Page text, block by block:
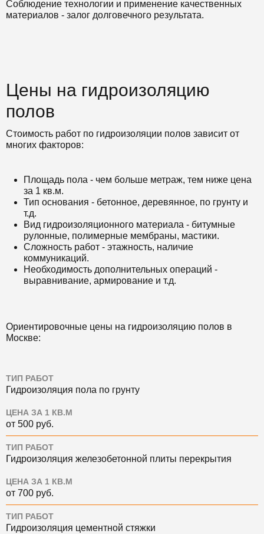
Соблюдение технологии и применение качественных
материалов - залог долговечного результата.
Цены на гидроизоляцию
полов
Стоимость работ по гидроизоляции полов зависит от
многих факторов:
Площадь пола - чем больше метраж, тем ниже цена
за 1 кв.м.
Тип основания - бетонное, деревянное, по грунту и
т.д.
Вид гидроизоляционного материала - битумные
рулонные, полимерные мембраны, мастики.
Сложность работ - этажность, наличие
коммуникаций.
Необходимость дополнительных операций -
выравнивание, армирование и т.д.
Ориентировочные цены на гидроизоляцию полов в
Москве:
ТИП РАБОТ
Гидроизоляция пола по грунту
ЦЕНА ЗА 1 КВ.М
от 500 руб.
ТИП РАБОТ
Гидроизоляция железобетонной плиты перекрытия
ЦЕНА ЗА 1 КВ.М
от 700 руб.
ТИП РАБОТ
Гидроизоляция цементной стяжки